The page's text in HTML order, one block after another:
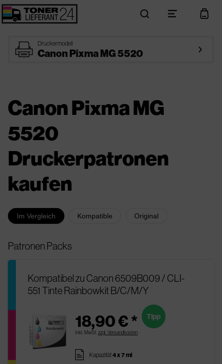
search menu cart
printer Druckermodell
Canon Pixma MG 5520 arrow_right
Canon Pixma MG
5520
Druckerpatronen
kaufen
Im Vergleich Kompatible Original
Patronen Packs
Kompatibel zu Canon 6509B009 / CLI-
551 Tinte Rainbowkit B/C/M/Y
18,90 € *
inkl. MwSt. zzgl. Versandkosten
Tipp
pages Kapazität4 x 7 ml